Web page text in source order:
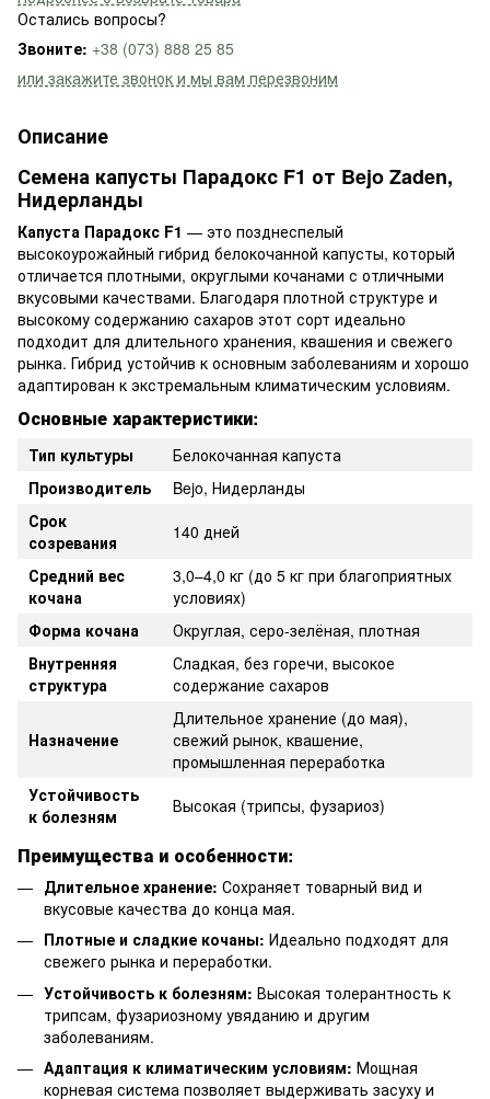
Остались вопросы?
Звоните: +38 (073) 888 25 85
или закажите звонок и мы вам перезвоним
Описание
Семена капусты Парадокс F1 от Bejo Zaden,
Нидерланды
Капуста Парадокс F1 — это позднеспелый
высокоурожайный гибрид белокочанной капусты, который
отличается плотными, округлыми кочанами с отличными
вкусовыми качествами. Благодаря плотной структуре и
высокому содержанию сахаров этот сорт идеально
подходит для длительного хранения, квашения и свежего
рынка. Гибрид устойчив к основным заболеваниям и хорошо
адаптирован к экстремальным климатическим условиям.
Основные характеристики:
Тип культуры
Белокочанная капуста
Производитель
Bejo, Нидерланды
Срок
созревания
140 дней
Средний вес
кочана
3,0–4,0 кг (до 5 кг при благоприятных
условиях)
Форма кочана
Округлая, серо-зелёная, плотная
Внутренняя
структура
Сладкая, без горечи, высокое
содержание сахаров
Назначение
Длительное хранение (до мая),
свежий рынок, квашение,
промышленная переработка
Устойчивость
к болезням
Высокая (трипсы, фузариоз)
Преимущества и особенности:
Длительное хранение: Сохраняет товарный вид и
вкусовые качества до конца мая.
Плотные и сладкие кочаны: Идеально подходят для
свежего рынка и переработки.
Устойчивость к болезням: Высокая толерантность к
трипсам, фузариозному увяданию и другим
заболеваниям.
Адаптация к климатическим условиям: Мощная
корневая система позволяет выдерживать засуху и